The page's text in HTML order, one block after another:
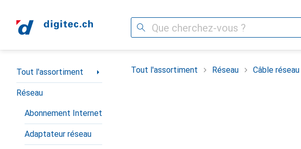
Recherche
Navigation par catégorie
Tout l'assortiment
Réseau
Abonnement Internet
Adaptateur réseau
Tout l'assortiment Réseau Câble réseau